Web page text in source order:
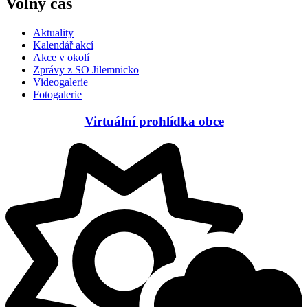
Aktuality
Kalendář akcí
Akce v okolí
Zprávy z SO Jilemnicko
Videogalerie
Fotogalerie
Virtuální prohlídka obce